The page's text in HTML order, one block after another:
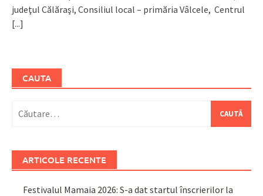
judeţul Călăraşi, Consiliul local – primăria Vâlcele, Centrul
[...]
CAUTA
după:
ARTICOLE RECENTE
Festivalul Mamaia 2026: S-a dat startul înscrierilor la